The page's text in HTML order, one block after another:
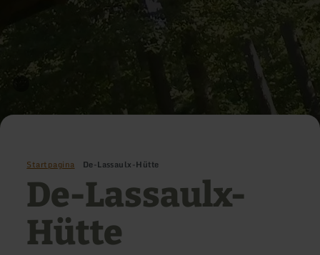
Startpagina De-Lassaulx-Hütte
De-Lassaulx-
Hütte